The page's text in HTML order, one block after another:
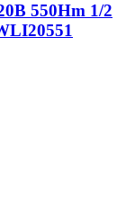
550Hm 1/2